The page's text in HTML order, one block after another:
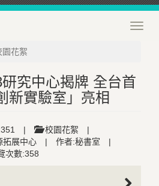
園花絮
究中心揭牌 全台首
新實驗室」亮相
| 校園花絮
|
拓展中心
| 作者:秘書室
|
次數:358